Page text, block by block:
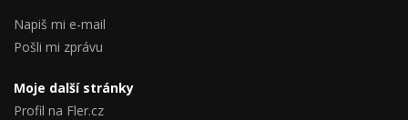
Napiš mi e-mail
Pošli mi zprávu
Moje další stránky
Profil na Fler.cz